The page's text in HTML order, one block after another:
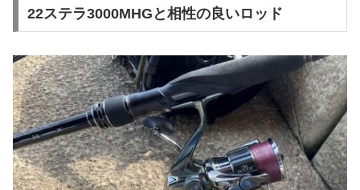
22ステラ3000MHGと相性の良いロッド